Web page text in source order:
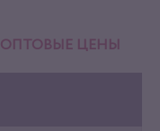
ОПТОВЫЕ ЦЕНЫ